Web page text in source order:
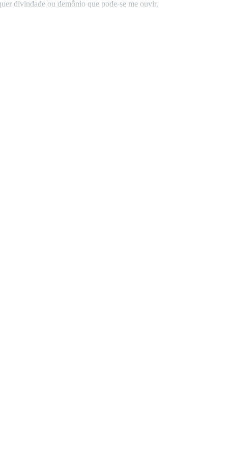
divindade ou demônio que pode-se me ouvir,
o poder para fazer o que quiseres, terás apenas
de Romeu em minha barriga, o sangue quente
porem, já não sentia dor, meus olhos